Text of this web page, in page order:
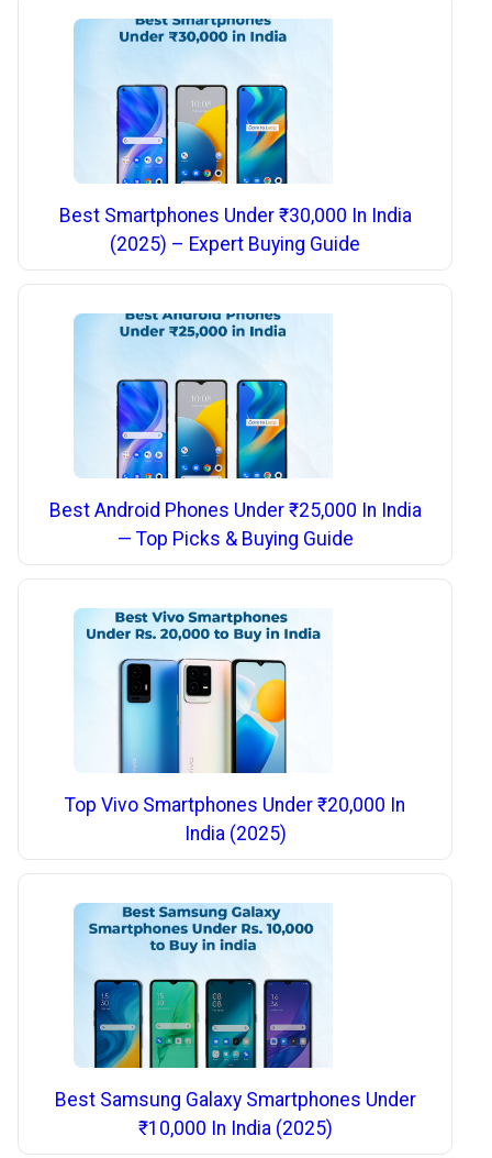
Best Smartphones Under ₹30,000 In India
(2025) – Expert Buying Guide
Best Android Phones Under ₹25,000 In India
— Top Picks & Buying Guide
Top Vivo Smartphones Under ₹20,000 In
India (2025)
Best Samsung Galaxy Smartphones Under
₹10,000 In India (2025)